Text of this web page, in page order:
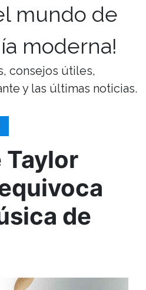
mundo de
moderna!
consejos útiles,
y las últimas noticias.
Taylor
de